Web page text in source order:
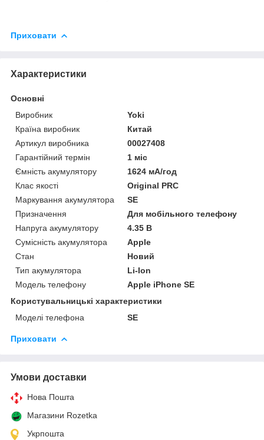
Приховати
Характеристики
Основні
Виробник
Yoki
Країна виробник
Китай
Артикул виробника
00027408
Гарантійний термін
1 міс
Ємність акумулятору
1624 мА/год
Клас якості
Original PRC
Маркування акумулятора
SE
Призначення
Для мобільного телефону
Напруга акумулятору
4.35 В
Сумісність акумулятора
Apple
Стан
Новий
Тип акумулятора
Li-Ion
Модель телефону
Apple iPhone SE
Користувальницькі характеристики
Моделі телефона
SE
Приховати
Умови доставки
Нова Пошта
Магазини Rozetka
Укрпошта